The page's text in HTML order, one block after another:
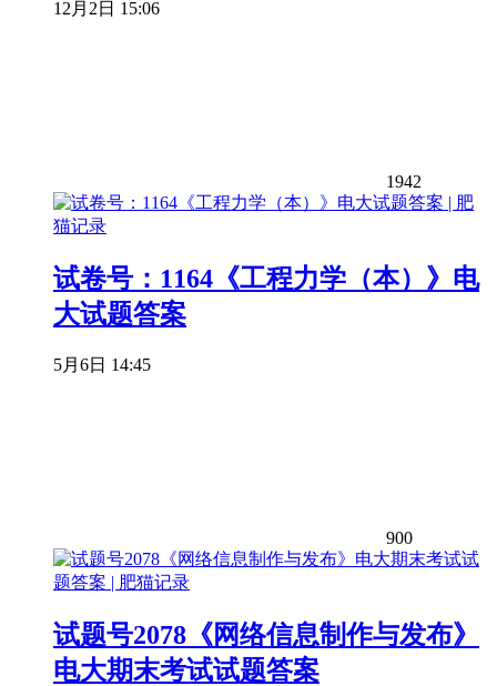
12月2日 15:06
1942
试卷号：1164《工程力学（本）》电
大试题答案
5月6日 14:45
900
试题号2078《网络信息制作与发布》
电大期末考试试题答案